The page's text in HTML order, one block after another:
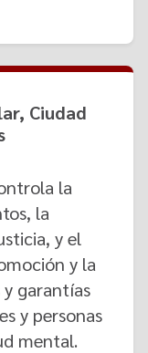
Ciudad
la
la
y el
y la
garantías
y personas
mental.